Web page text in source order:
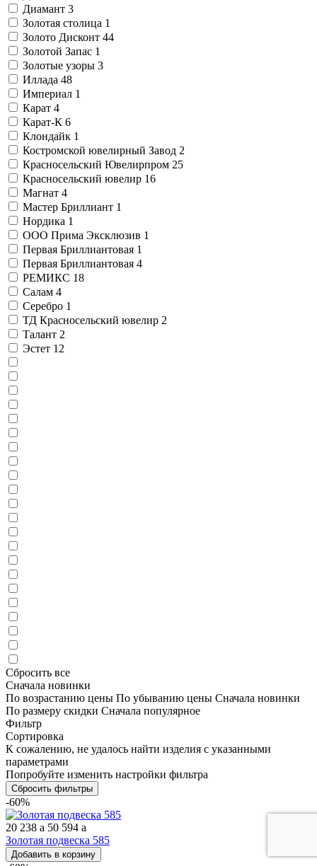
Диамант 3
Золотая столица 1
Золото Дисконт 44
Золотой Запас 1
Золотые узоры 3
Иллада 48
Империал 1
Карат 4
Карат-К 6
Клондайк 1
Костромской ювелирный Завод 2
Красносельский Ювелирпром 25
Красносельский ювелир 16
Магнат 4
Мастер Бриллиант 1
Нордика 1
ООО Прима Эксклюзив 1
Первая Бриллиантовая 1
Первая Бриллиантовая 4
РЕМИКС 18
Салам 4
Серебро 1
ТД Красносельский ювелир 2
Талант 2
Эстет 12
Сбросить все
Сначала новинки
По возрастанию цены По убыванию цены Сначала новинки
По размеру скидки Сначала популярное
Фильтр
Сортировка
К сожалению, не удалось найти изделия с указанными
параметрами
Попробуйте изменить настройки фильтра
Сбросить фильтры
-60%
20 238 a 50 594 a
Золотая подвеска 585
Добавить в корзину